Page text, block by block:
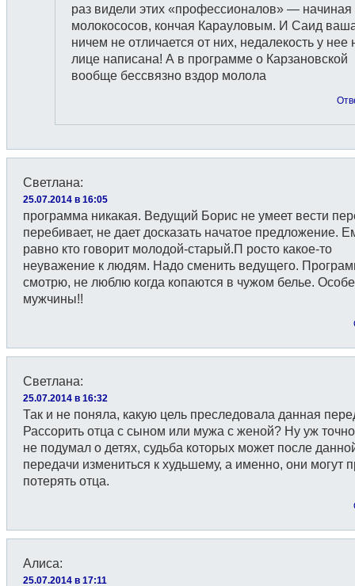
раз видели этих «профессионалов» — начиная
молокососов, кончая Карауловым. И Саид
ничем не отличается от них, недалекость у нее
лице написана! А в программе о Карзановской
вообще бессвязно вздор молола
Светлана:
25.07.2014 в 16:05
программа никакая. Ведущий Борис не умеет вести
перебивает, не дает досказать начатое предложение.
равно кто говорит молодой-старый.П росто какое-то
неуважение к людям. Надо сменить ведущего.
смотрю, не люблю когда копаются в чужом белье.
мужчины!!
Светлана:
25.07.2014 в 16:32
Так и не поняла, какую цель преследовала данная
Рассорить отца с сыном или мужа с женой? Ну уж
не подумал о детях, судьба которых может после
передачи измениться к худьшему, а именно, они могут
потерять отца.
Алиса:
25.07.2014 в 17:11